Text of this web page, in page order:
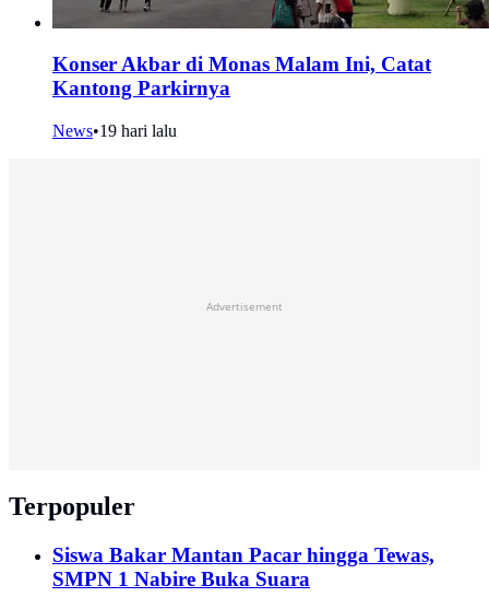
Konser Akbar di Monas Malam Ini, Catat
Kantong Parkirnya
News•19 hari lalu
Advertisement
Terpopuler
Siswa Bakar Mantan Pacar hingga Tewas,
SMPN 1 Nabire Buka Suara